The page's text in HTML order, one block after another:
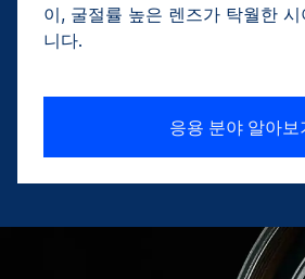
이, 굴절률 높은 렌즈가 탁월한
니다.
응용 분야 알아보